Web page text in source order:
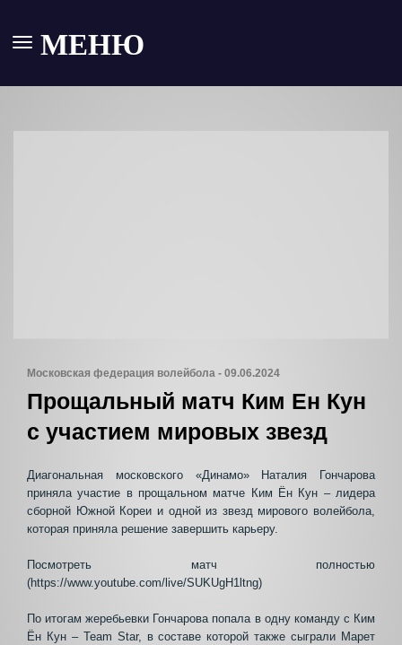
МЕНЮ
Московская федерация волейбола - 09.06.2024
Прощальный матч Ким Ен Кун
с участием мировых звезд
Диагональная московского «Динамо» Наталия Гончарова
приняла участие в прощальном матче Ким Ён Кун – лидера
сборной Южной Кореи и одной из звезд мирового волейбола,
которая приняла решение завершить карьеру.
Посмотреть матч полностью
(https://www.youtube.com/live/SUKUgH1ltng)
По итогам жеребьевки Гончарова попала в одну команду с Ким
Ён Кун – Team Star, в составе которой также сыграли Марет